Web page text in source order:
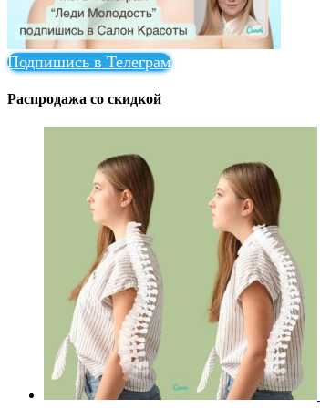
Подпишись в Телеграм
Распродажа со скидкой